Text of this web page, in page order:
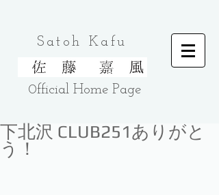
Satoh Kafu
0fficial HomePage
下北沢 CLUB251ありがと
う！